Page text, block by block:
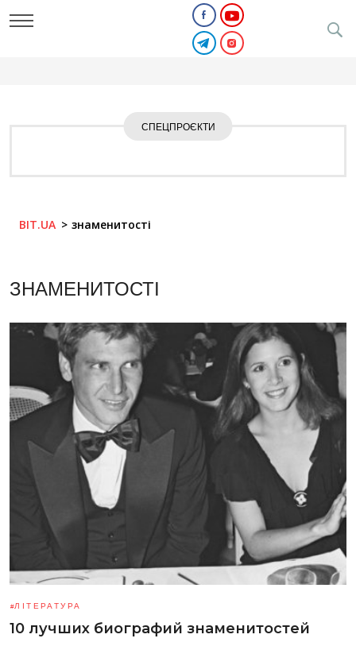
СПЕЦПРОЄКТИ
BIT.UA знаменитості
ЗНАМЕНИТОСТІ
ЛІТЕРАТУРА
10 лучших биографий знаменитостей